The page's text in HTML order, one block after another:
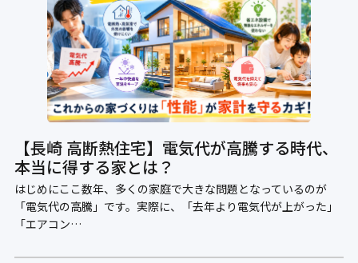
【長崎 高断熱住宅】電気代が高騰する時代、
本当に得する家とは？
はじめにここ数年、多くの家庭で大きな問題となっているのが
「電気代の高騰」です。実際に、「去年より電気代が上がった」
「エアコン…